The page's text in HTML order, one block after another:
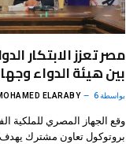
مصر تعزز الابتكار
بين هيئة الدواء
بواسطة ELARABY 6 أغسطس، 2026
وقع الجهاز المصري للملكية
بروتوكول تعاون مشترك يهدف